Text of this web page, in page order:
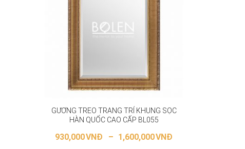
GƯƠNG TREO TRANG TRÍ KHUNG SỌC
HÀN QUỐC CAO CẤP BL055
930,000VNĐ – 1,600,000VNĐ